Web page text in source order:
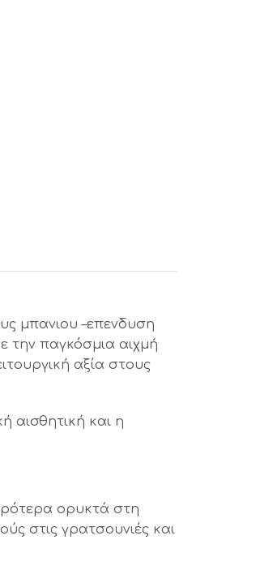
μπανιου –επενδυση
την παγκόσμια αιχμή
αξία στους
αισθητική και η
ορυκτά στη
στις γρατσουνιές και